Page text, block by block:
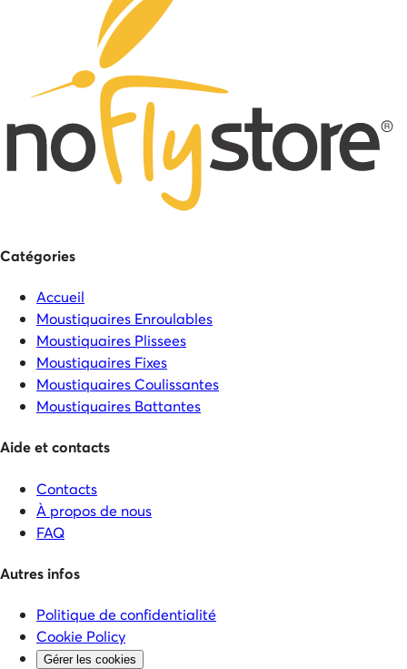
Catégories
Accueil
Moustiquaires Enroulables
Moustiquaires Plissees
Moustiquaires Fixes
Moustiquaires Coulissantes
Moustiquaires Battantes
Aide et contacts
Contacts
À propos de nous
FAQ
Autres infos
Politique de confidentialité
Cookie Policy
Gérer les cookies